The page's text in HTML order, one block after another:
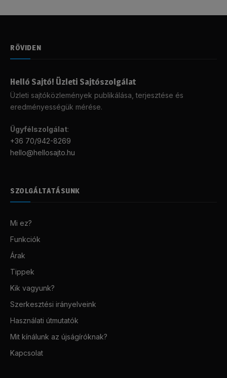
RÖVIDEN
Helló Sajtó! Üzleti Sajtószolgálat
Üzleti sajtóközlemények publikálása, terjesztése és
eredményességük mérése.
Ügyfélszolgálat:
+36 70/942-8269
hello@hellosajto.hu
SZOLGÁLTATÁSUNK
Mi ez?
Funkciók
Árak
Tippek
Kik vagyunk?
Szerkesztési irányelveink
Használati útmutatók
Mit kínálunk az újságíróknak?
Kapcsolat